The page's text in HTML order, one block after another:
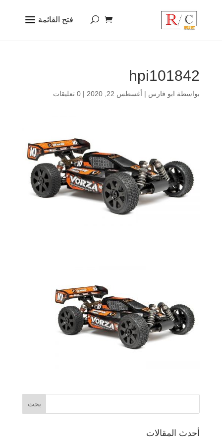
hpi101842
بواسطة ابو فارس | أغسطس 22, 2020 | 0 تعليقات
أحدث المقالات